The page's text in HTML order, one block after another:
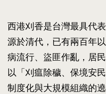
西港刈香是台灣最具代
源於清代，已有兩百年
病流行、盜匪作亂，居
以「刈瘟除穢、保境安
制度化與大規模組織的